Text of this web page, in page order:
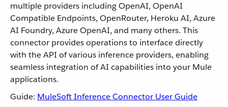
multiple providers including OpenAI, OpenAI
Compatible Endpoints, OpenRouter, Heroku AI, Azure
AI Foundry, Azure OpenAI, and many others. This
connector provides operations to interface directly
with the API of various inference providers, enabling
seamless integration of AI capabilities into your Mule
applications.
Guide: MuleSoft Inference Connector User Guide